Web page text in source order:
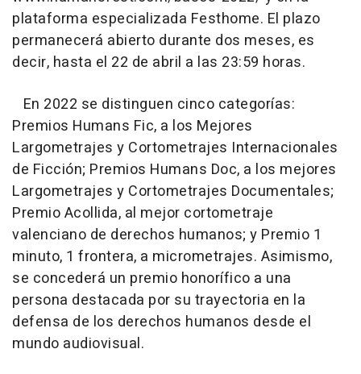
plataforma especializada Festhome. El plazo
permanecerá abierto durante dos meses, es
decir, hasta el 22 de abril a las 23:59 horas.
En 2022 se distinguen cinco categorías:
Premios Humans Fic, a los Mejores
Largometrajes y Cortometrajes Internacionales
de Ficción; Premios Humans Doc, a los mejores
Largometrajes y Cortometrajes Documentales;
Premio Acollida, al mejor cortometraje
valenciano de derechos humanos; y Premio 1
minuto, 1 frontera, a micrometrajes. Asimismo,
se concederá un premio honorífico a una
persona destacada por su trayectoria en la
defensa de los derechos humanos desde el
mundo audiovisual.